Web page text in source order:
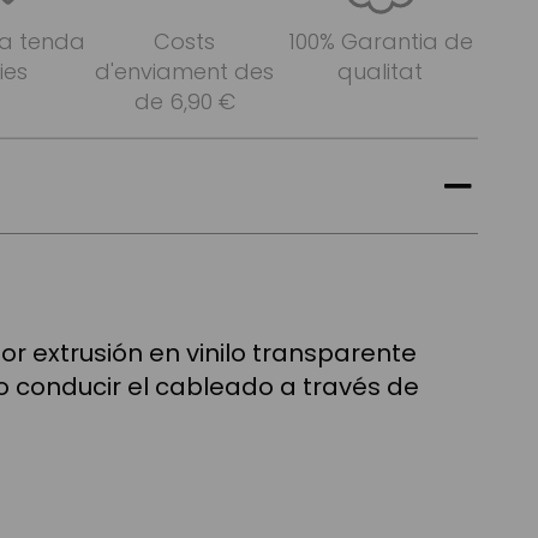
tenda
Costs
d'enviament des
de 6,90 €
100% Garantia de
qualitat
extrusión en vinilo transparente
conducir el cableado a través de